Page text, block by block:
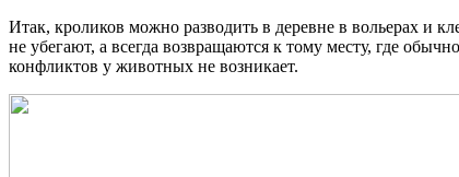
Итак, кроликов можно разводить в деревне в вольерах и
не убегают, а всегда возвращаются к тому месту, где
конфликтов у животных не возникает.